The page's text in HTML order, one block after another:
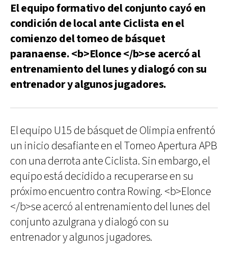
El equipo formativo del conjunto cayó en
condición de local ante Ciclista en el
comienzo del torneo de básquet
paranaense. <b>Elonce </b>se acercó al
entrenamiento del lunes y dialogó con su
entrenador y algunos jugadores.
El equipo U15 de básquet de Olimpia enfrentó
un inicio desafiante en el Torneo Apertura APB
con una derrota ante Ciclista. Sin embargo, el
equipo está decidido a recuperarse en su
próximo encuentro contra Rowing. <b>Elonce
</b>se acercó al entrenamiento del lunes del
conjunto azulgrana y dialogó con su
entrenador y algunos jugadores.